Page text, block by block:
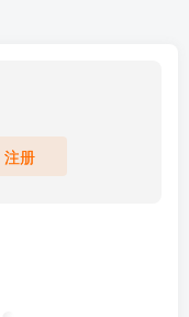
注册